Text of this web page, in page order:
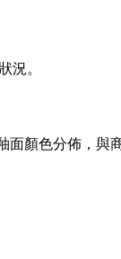
況。
顏色分佈，